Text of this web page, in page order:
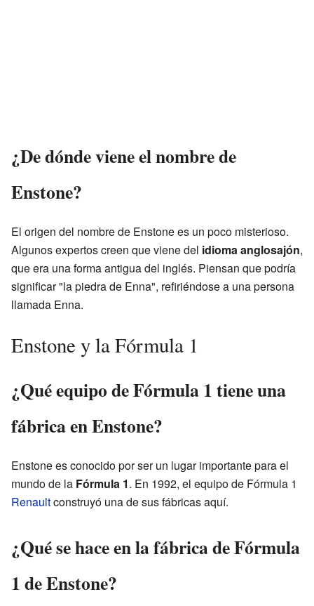
¿De dónde viene el nombre de
Enstone?
El origen del nombre de Enstone es un poco misterioso.
Algunos expertos creen que viene del idioma anglosajón,
que era una forma antigua del inglés. Piensan que podría
significar "la piedra de Enna", refiriéndose a una persona
llamada Enna.
Enstone y la Fórmula 1
¿Qué equipo de Fórmula 1 tiene una
fábrica en Enstone?
Enstone es conocido por ser un lugar importante para el
mundo de la Fórmula 1. En 1992, el equipo de Fórmula 1
Renaultconstruyó una de sus fábricas aquí.
¿Qué se hace en la fábrica de Fórmula
1 de Enstone?